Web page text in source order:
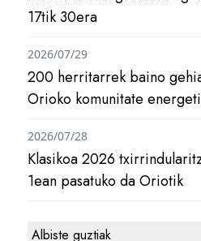
17tik 30era
200 herritarrek baino
Orioko komunitate
2026/07/29
Klasikoa 2026
1ean pasatuko da Oriotik
2026/07/28
Albiste guztiak